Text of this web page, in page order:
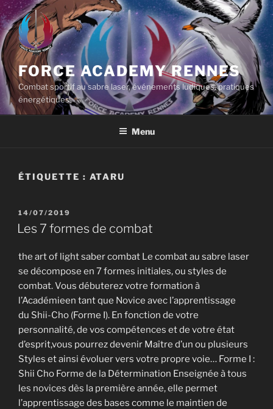
Aller
au
contenu
principal
FORCE ACADEMY RENNES
Combat sportif au sabre laser, événements ludiques, pratiques
énergétiques
Menu
ÉTIQUETTE : ATARU
PUBLIÉ
LE
14/07/2019
Les 7 formes de combat
the art of light saber combat Le combat au sabre laser
se décompose en 7 formes initiales, ou styles de
combat. Vous débuterez votre formation à
l’Académieen tant que Novice avec l’apprentissage
du Shii-Cho (Forme I). En fonction de votre
personnalité, de vos compétences et de votre état
d’esprit,vous pourrez devenir Maître d’un ou plusieurs
Styles et ainsi évoluer vers votre propre voie… Forme I :
Shii Cho Forme de la Détermination Enseignée à tous
les novices dès la première année, elle permet
l’apprentissage des bases comme le maintien de